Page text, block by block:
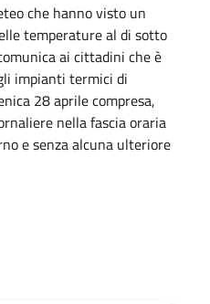
che hanno visto un
temperature al di sotto
ai cittadini che è
impianti termici di
28 aprile compresa,
nella fascia oraria
e senza alcuna ulteriore